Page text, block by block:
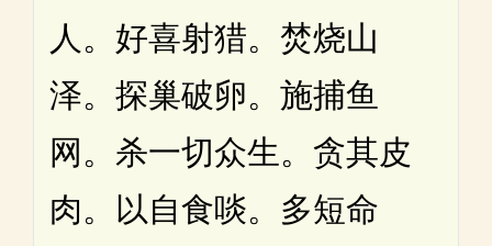
人。好喜射猎。焚烧山
泽。探巢破卵。施捕鱼
网。杀一切众生。贪其皮
肉。以自食啖。多短命